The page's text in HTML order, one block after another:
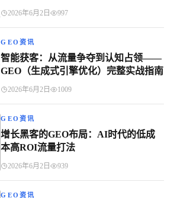
2026年6月2日 997
GEO资讯
智能获客：从流量争夺到认知占领——
GEO（生成式引擎优化）完整实战指南
2026年6月2日 1009
GEO资讯
增长黑客的GEO布局：AI时代的低成
本高ROI流量打法
2026年6月2日 939
GEO资讯